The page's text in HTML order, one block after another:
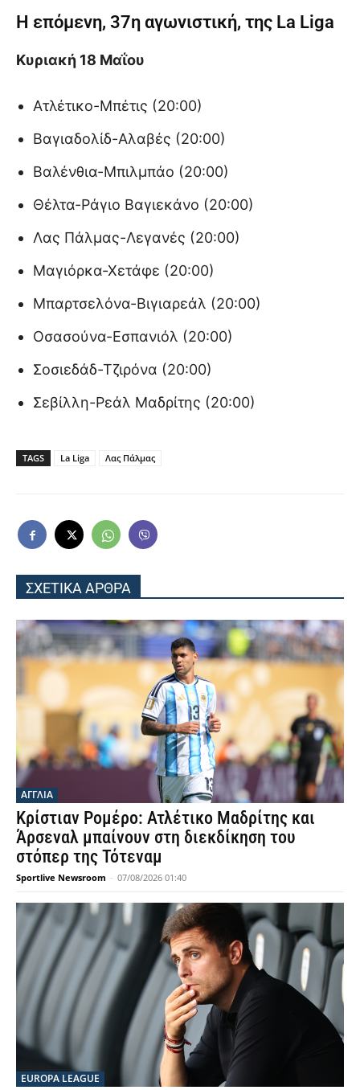
Η επόμενη, 37η αγωνιστική, της La Liga
Κυριακή 18 Μαΐου
Ατλέτικο-Μπέτις (20:00)
Βαγιαδολίδ-Αλαβές (20:00)
Βαλένθια-Μπιλμπάο (20:00)
Θέλτα-Ράγιο Βαγιεκάνο (20:00)
Λας Πάλμας-Λεγανές (20:00)
Μαγιόρκα-Χετάφε (20:00)
Μπαρτσελόνα-Βιγιαρεάλ (20:00)
Οσασούνα-Εσπανιόλ (20:00)
Σοσιεδάδ-Τζιρόνα (20:00)
Σεβίλλη-Ρεάλ Μαδρίτης (20:00)
TAGS La Liga Λας Πάλμας
ΣΧΕΤΙΚΑ ΑΡΘΡΑ
ΑΓΓΛΙΑ
Κρίστιαν Ρομέρο: Ατλέτικο Μαδρίτης και
Άρσεναλ μπαίνουν στη διεκδίκηση του
στόπερ της Τότεναμ
Sportlive Newsroom - 07/08/2026 01:40
EUROPA LEAGUE